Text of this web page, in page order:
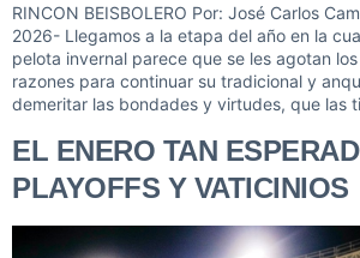
RINCON BEISBOLERO Por: José Carlos
2026- Llegamos a la etapa del año en la
pelota invernal parece que se les agotan
razones para continuar su tradicional y
demeritar las bondades y virtudes, que las
EL ENERO TAN
PLAYOFFS Y VATICINIOS